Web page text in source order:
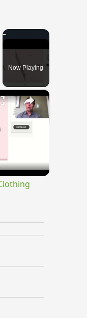
Now Playing
×